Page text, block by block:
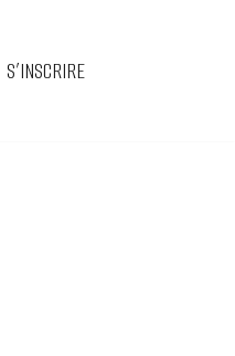
S’INSCRIRE